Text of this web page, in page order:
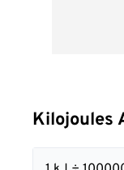
Kilojoules